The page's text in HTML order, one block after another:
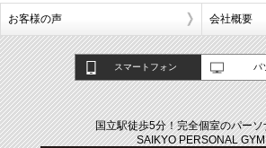
お客様の声 会社概要
スマートフォン パ
国立駅徒歩5分！完全個室のパー
SAIKYO PERSONAL GYM